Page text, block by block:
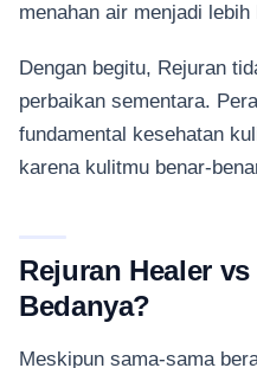
menahan air menjadi lebih
Dengan begitu, Rejuran
perbaikan sementara.
fundamental kesehatan
karena kulitmu benar-
Rejuran Healer
Bedanya?
Meskipun sama-sama